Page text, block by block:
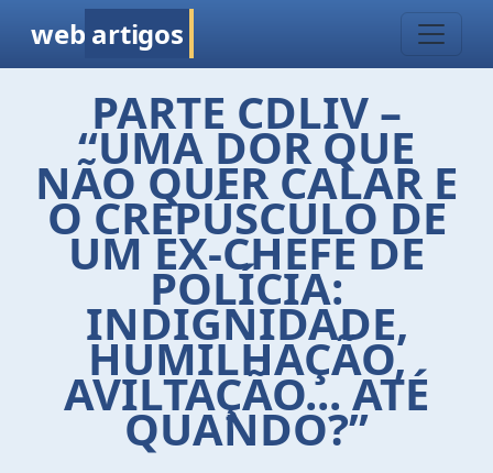
web artigos
PARTE CDLIV –
“UMA DOR QUE
NÃO QUER CALAR E
O CREPÚSCULO DE
UM EX-CHEFE DE
POLÍCIA:
INDIGNIDADE,
HUMILHAÇÃO,
AVILTAÇÃO... ATÉ
QUANDO?”